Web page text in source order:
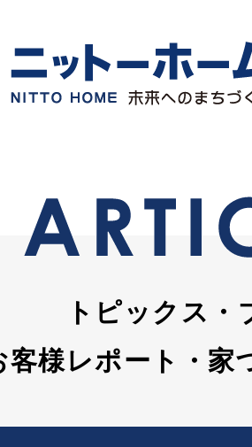
トピックス・
客様レポート・家